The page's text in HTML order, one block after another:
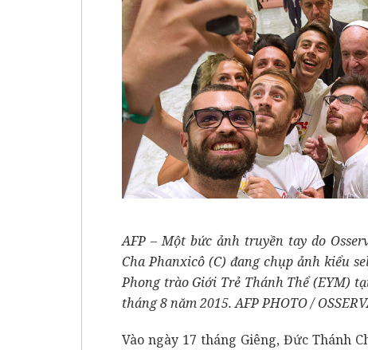
AFP – Một bức ảnh truyền tay do
Cha Phanxicô (C) đang chụp ảnh kiểu
Phong trào Giới Trẻ Thánh Thể (EYM)
tháng 8 năm 2015. AFP PHOTO /
Vào ngày 17 tháng Giêng, Đức Thánh